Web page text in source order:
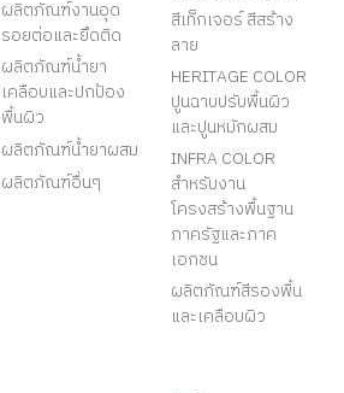
ผลิตภัณฑ์งานอุด
รอยต่อและยึดติด
ผลิตภัณฑ์น้ำยา
เคลือบและปกป้อง
พื้นผิว
ผลิตภัณฑ์น้ำยาผสม
ผลิตภัณฑ์อื่นๆ
สีเท็กเจอร์ สีสร้าง
ลาย
HERITAGE COLOR
ปูนฉาบปรับพื้นผิว
และปูนหมักผสม
INFRA COLOR
สำหรับงาน
โครงสร้างพื้นฐาน
ภาครัฐและภาค
เอกชน
ผลิตภัณฑ์สีรองพื้น
และเคลือบผิว